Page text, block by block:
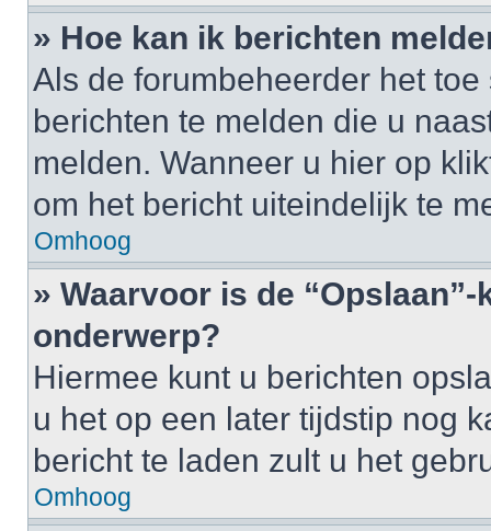
» Hoe kan ik berichten
Als de forumbeheerder het
berichten te melden die u
melden. Wanneer u hier op
om het bericht uiteindelijk te
Omhoog
» Waarvoor is de
onderwerp?
Hiermee kunt u berichten
u het op een later tijdstip nog
bericht te laden zult u het
Omhoog